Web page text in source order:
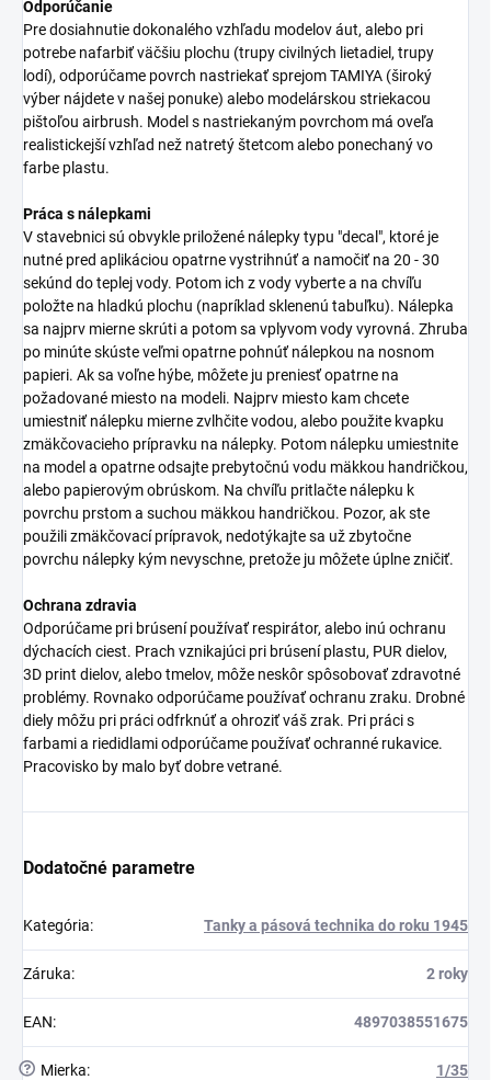
Odporúčanie
Pre dosiahnutie dokonalého vzhľadu modelov áut, alebo pri
potrebe nafarbiť väčšiu plochu (trupy civilných lietadiel, trupy
lodí), odporúčame povrch nastriekať sprejom TAMIYA (široký
výber nájdete v našej ponuke) alebo modelárskou striekacou
pištoľou airbrush. Model s nastriekaným povrchom má oveľa
realistickejší vzhľad než natretý štetcom alebo ponechaný vo
farbe plastu.
Práca s nálepkami
V stavebnici sú obvykle priložené nálepky typu "decal", ktoré je
nutné pred aplikáciou opatrne vystrihnúť a namočiť na 20 - 30
sekúnd do teplej vody. Potom ich z vody vyberte a na chvíľu
položte na hladkú plochu (napríklad sklenenú tabuľku). Nálepka
sa najprv mierne skrúti a potom sa vplyvom vody vyrovná. Zhruba
po minúte skúste veľmi opatrne pohnúť nálepkou na nosnom
papieri. Ak sa voľne hýbe, môžete ju preniesť opatrne na
požadované miesto na modeli. Najprv miesto kam chcete
umiestniť nálepku mierne zvlhčite vodou, alebo použite kvapku
zmäkčovacieho prípravku na nálepky. Potom nálepku umiestnite
na model a opatrne odsajte prebytočnú vodu mäkkou handričkou,
alebo papierovým obrúskom. Na chvíľu pritlačte nálepku k
povrchu prstom a suchou mäkkou handričkou. Pozor, ak ste
použili zmäkčovací prípravok, nedotýkajte sa už zbytočne
povrchu nálepky kým nevyschne, pretože ju môžete úplne zničiť.
Ochrana zdravia
Odporúčame pri brúsení používať respirátor, alebo inú ochranu
dýchacích ciest. Prach vznikajúci pri brúsení plastu, PUR dielov,
3D print dielov, alebo tmelov, môže neskôr spôsobovať zdravotné
problémy. Rovnako odporúčame používať ochranu zraku. Drobné
diely môžu pri práci odfrknúť a ohroziť váš zrak. Pri práci s
farbami a riedidlami odporúčame používať ochranné rukavice.
Pracovisko by malo byť dobre vetrané.
Dodatočné parametre
Kategória: Tanky a pásová technika do roku 1945
Záruka: 2 roky
EAN: 4897038551675
? Mierka: 1/35